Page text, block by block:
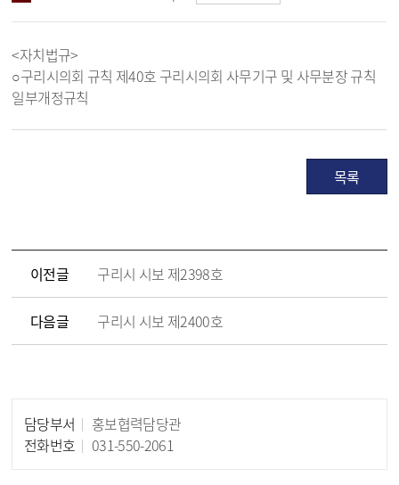
<자치법규>
○구리시의회 규칙 제40호 구리시의회 사무기구 및 사무분장 규칙
일부개정규칙
목록
이전글 구리시 시보 제2398호
다음글 구리시 시보 제2400호
담당부서
홍보협력담당관
전화번호
031-550-2061